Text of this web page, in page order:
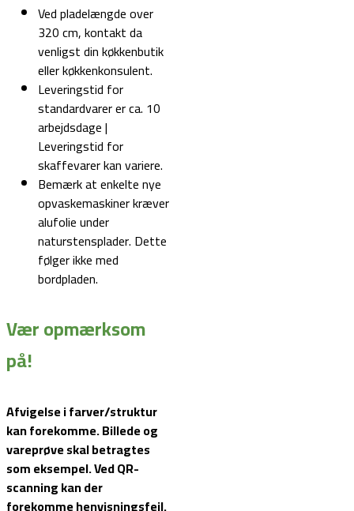
Ved pladelængde over
320 cm, kontakt da
venligst din køkkenbutik
eller køkkenkonsulent.
Leveringstid for
standardvarer er ca. 10
arbejdsdage |
Leveringstid for
skaffevarer kan variere.
Bemærk at enkelte nye
opvaskemaskiner kræver
alufolie under
naturstensplader. Dette
følger ikke med
bordpladen.
Vær opmærksom
på!
Afvigelse i farver/struktur
kan forekomme. Billede og
vareprøve skal betragtes
som eksempel.Ved QR-
scanning kan der
forekomme henvisningsfejl.